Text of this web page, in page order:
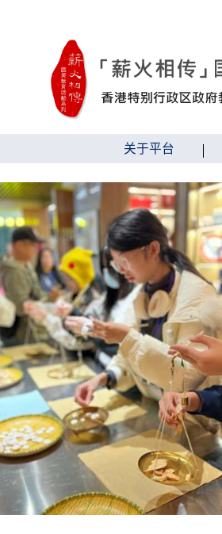
关于平台